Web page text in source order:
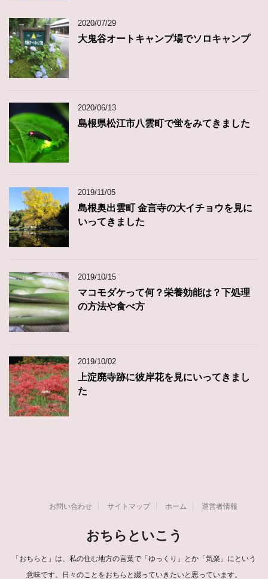
2020/07/29
大鬼谷オートキャンプ場でソロキャンプ
2020/06/13
島根県松江市八雲町で蛍をみてきました
2019/11/05
島根奥出雲町 金言寺の大イチョウを見に
いってきました
2019/10/15
マコモダケって何？栄養効能は？下処理
の方法や食べ方
2019/10/02
上淀廃寺跡に彼岸花を見にいってきまし
た
お問い合わせ サイトマップ ホーム 運営者情報
おちらといこう
「おちらと」は、私の住む地方の言葉で「ゆっくり」とか「気楽」にという
意味です。日々のことをおちらと綴っていきたいと思っています。